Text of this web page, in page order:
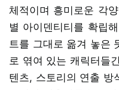
체적이며 흥미로운 각
별 아이덴티티를 확립
트를 그대로 옮겨 놓은
로 엮여 있는 캐릭터들
텐츠, 스토리의 연출 방